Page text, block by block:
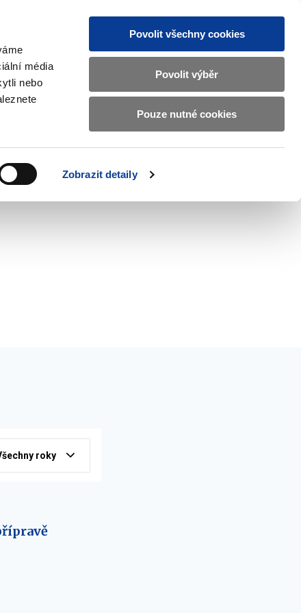
média
nebo
Zobrazit detaily
Povolit všechny cookies
Povolit výběr
Pouze nutné cookies
CZ EN
Základní
informace
o
Ministerstvu
financí
submenu
EU
submenu
roky